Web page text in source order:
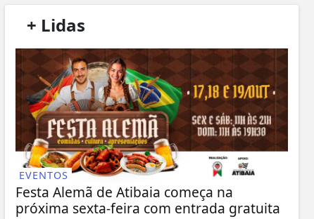
+ Lidas
EVENTOS
Festa Alemã de Atibaia começa na
próxima sexta-feira com entrada gratuita